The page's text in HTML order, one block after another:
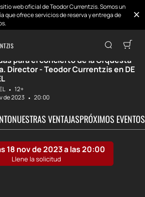
web oficial de Teodor Currentzis. Somos un
que ofrece servicios de reserva y entrega de
Utopía. Director...
para el concierto de la Orquesta
Director - Teodor Currentzis en DE
12+
de 2023
20:00
NUESTRAS VENTAJASPRÓXIMOS EVENTOS